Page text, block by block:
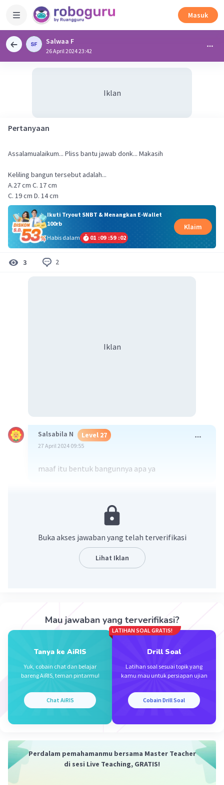
Masuk
Salwaa F
26 April 2024 23:42
Iklan
Pertanyaan
Assalamualaikum... Pliss bantu jawab donk... Makasih
Keliling bangun tersebut adalah...
A.27 cm C. 17 cm
C. 19 cm D. 14 cm
Ikuti Tryout SNBT & Menangkan E-Wallet
100rb
Habis dalam
01 :09 :59 :01
Klaim
3 2
Iklan
Salsabila N Level 27
27 April 2024 09:55
maaf itu bentuk bangunnya apa ya
Level 90
28 April 2024 06:20
bentuk bangunannya apa ya kak?
Buka akses jawaban yang telah terverifikasi
Lihat Iklan
Mau jawaban yang terverifikasi?
Tanya ke AiRIS
Yuk, cobain chat dan belajar
bareng AiRIS, teman pintarmu!
Chat AiRIS
LATIHAN SOAL GRATIS!
Drill Soal
Latihan soal sesuai topik yang
kamu mau untuk persiapan ujian
Cobain Drill Soal
Perdalam pemahamanmu bersama Master Teacher
di sesi Live Teaching, GRATIS!